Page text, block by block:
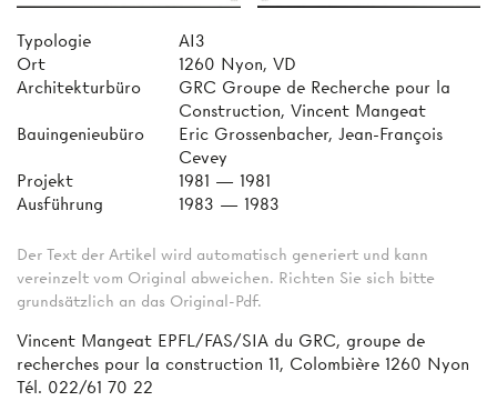
Typologie
AI3
Ort
1260 Nyon, VD
Architekturbüro
GRC Groupe de Recherche pour la
Construction, Vincent Mangeat
Bauingenieubüro
Eric Grossenbacher, Jean-François
Cevey
Projekt
1981 — 1981
Ausführung
1983 — 1983
Der Text der Artikel wird automatisch generiert und kann
vereinzelt vom Original abweichen. Richten Sie sich bitte
grundsätzlich an das Original-Pdf.
Vincent Mangeat EPFL/FAS/SIA du GRC, groupe de
recherches pour la construction 11, Colombière 1260 Nyon
Tél. 022/61 70 22